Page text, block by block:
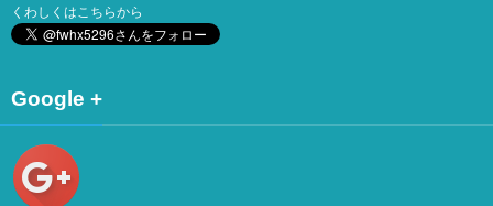
くわしくはこちらから
Google +